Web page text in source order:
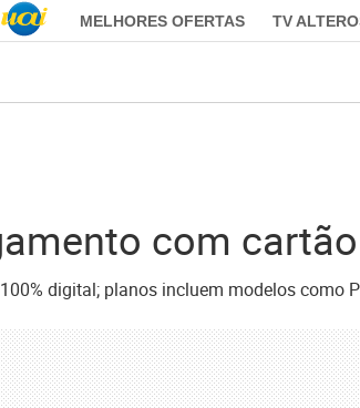
MELHORES OFERTAS TV
com
digital; planos incluem modelos como